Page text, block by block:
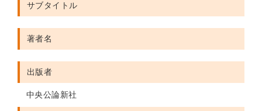
サブタイトル
著者名
出版者
中央公論新社